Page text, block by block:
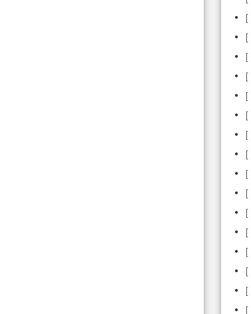
[
[
[
[
[
[
[
[
[
[
[
[
[
[
[
[